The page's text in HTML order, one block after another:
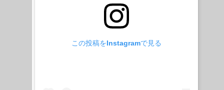
この投稿をInstagramで見る